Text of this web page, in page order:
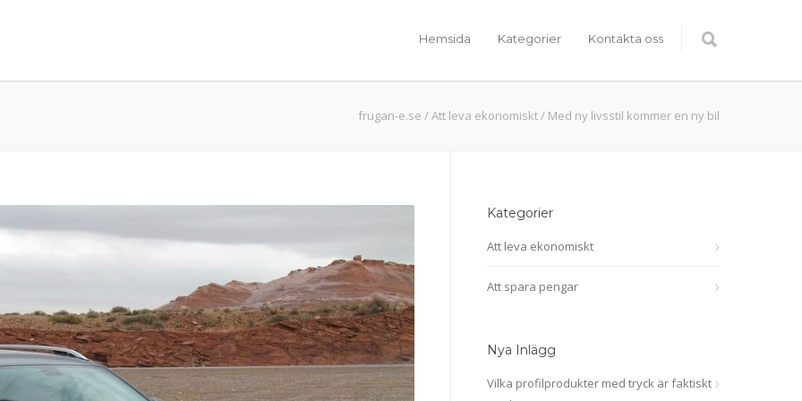
Hemsida Kategorier Kontakta oss
frugan-e.se /Att leva ekonomiskt/ Med ny livsstil kommer en ny bil
Kategorier
Att leva ekonomiskt
Att spara pengar
Nya Inlägg
Vilka profilprodukter med tryck är faktiskt